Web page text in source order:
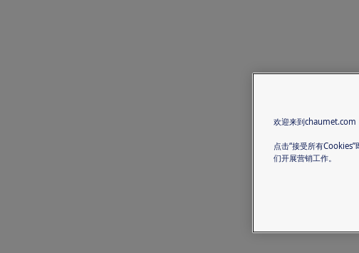
欢迎来到chaumet.com
点击“接受所有
们开展营销工作。